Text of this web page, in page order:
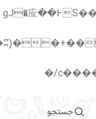
w�D"��IJ�׭�-`������S��9�Dr�ji��EJ߅��gJ�应
�/
جستجو